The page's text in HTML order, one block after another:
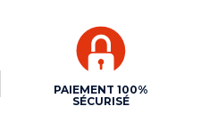
PAIEMENT 100%
SÉCURISÉ